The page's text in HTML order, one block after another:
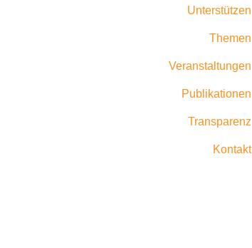
Unterstützen
Themen
Veranstaltungen
Publikationen
Transparenz
Kontakt